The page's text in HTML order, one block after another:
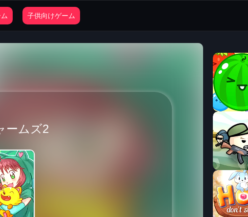
子供向けゲーム
ームズ2